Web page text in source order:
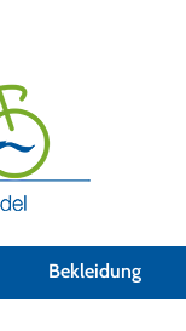
Bekleidung